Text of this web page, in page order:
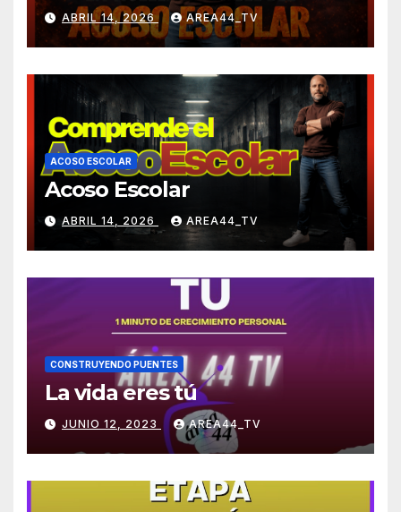
ABRIL 14, 2026 AREA44_TV
ACOSO ESCOLAR
Acoso Escolar
ABRIL 14, 2026 AREA44_TV
CONSTRUYENDO PUENTES
La vida eres tú
JUNIO 12, 2023 AREA44_TV